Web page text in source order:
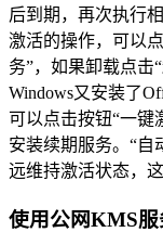
后到期，再次执行
激活的操作，可以
务”，如果卸载点击
Windows又安装了
可以点击按钮“一键
安装续期服务。“自
远维持激活状态，
使用公网KMS